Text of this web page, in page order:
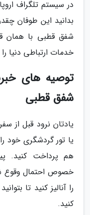
در سیستم تلگراف
بدانید این طوفان
شفق قطبی با همان
خدمات ارتباطی دنیا
توصیه های
شفق قطبی
یادتان نرود قبل از
یا تور گردشگری خود
هم پرداخت کنید.
خصوص احتمال وقوع
را آنالیز کنید تا
کنید.